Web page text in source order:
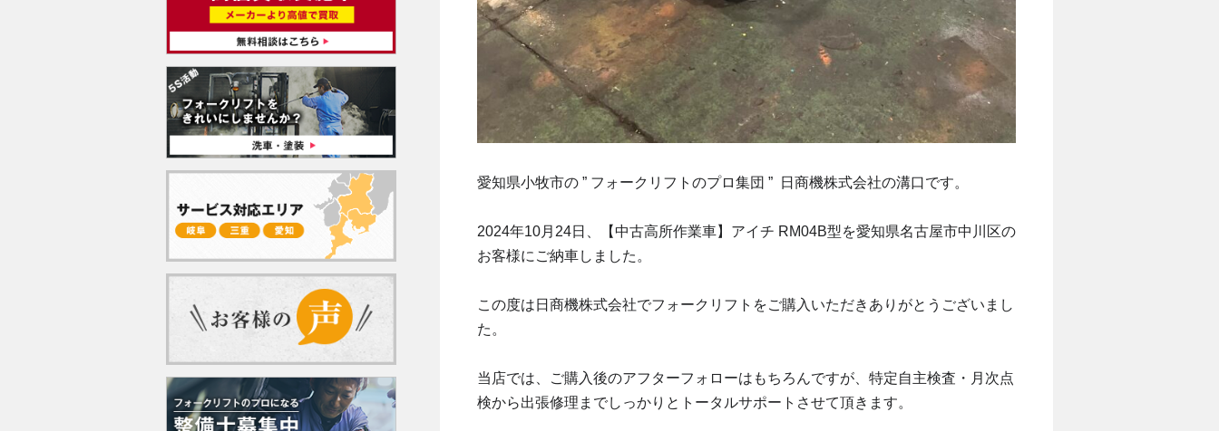
愛知県小牧市の ” フォークリフトのプロ集団 ” 日商機株式会社の溝口です。
2024年10月24日、【中古高所作業車】アイチ RM04B型を愛知県名古屋市中川区の
お客様にご納車しました。
この度は日商機株式会社でフォークリフトをご購入いただきありがとうございまし
た。
当店では、ご購入後のアフターフォローはもちろんですが、特定自主検査・月次点
検から出張修理までしっかりとトータルサポートさせて頂きます。